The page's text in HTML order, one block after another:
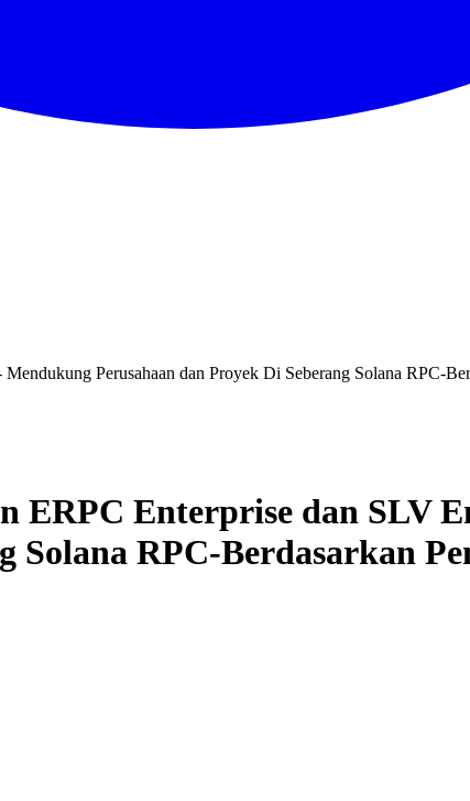
Perusahaan dan Proyek Di Seberang Solana RPC-
Enterprise dan SLV
Solana RPC-Berdasarkan